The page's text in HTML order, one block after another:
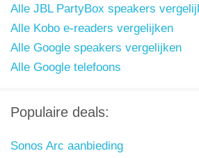
Alle JBL PartyBox speakers
Alle Kobo e-readers vergelijken
Alle Google speakers vergelijken
Alle Google telefoons
Populaire deals:
Sonos Arc aanbieding